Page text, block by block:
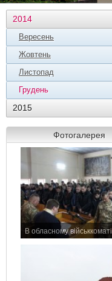
2014
Вересень
Жовтень
Листопад
Грудень
2015
Фотогалерея
В обласному військкоматі